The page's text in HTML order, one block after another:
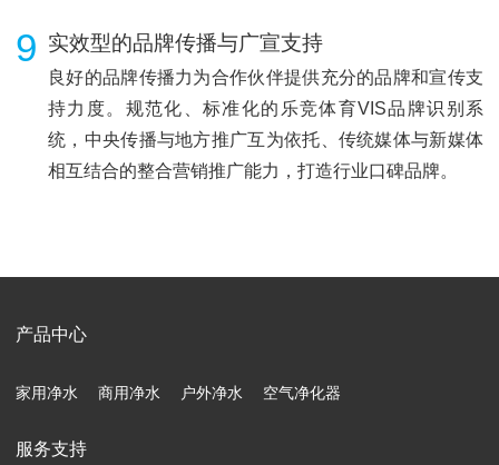
9 实效型的品牌传播与广宣支持
良好的品牌传播力为合作伙伴提供充分的品牌和宣传支
持力度。规范化、标准化的乐竞体育VIS品牌识别系
统，中央传播与地方推广互为依托、传统媒体与新媒体
相互结合的整合营销推广能力，打造行业口碑品牌。
产品中心
家用净水 商用净水 户外净水 空气净化器
服务支持